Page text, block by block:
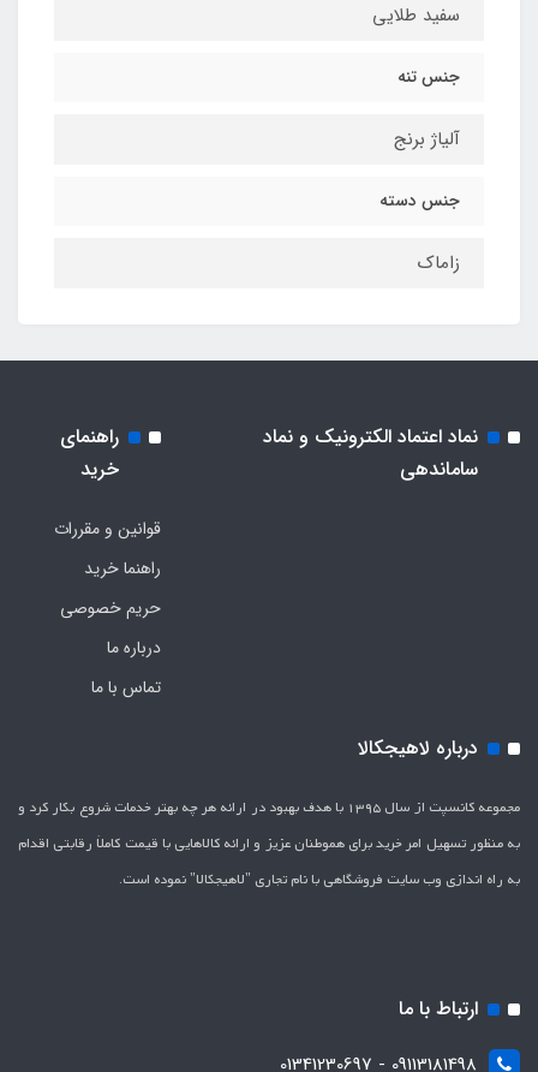
سفید طلایی
جنس تنه
آلیاژ برنج
جنس دسته
زاماک
نماد اعتماد الکترونیک و نماد
ساماندهی
راهنمای
خرید
قوانین و مقررات
راهنما خرید
حریم خصوصی
درباره ما
تماس با ما
درباره لاهیجکالا
مجموعه کانسپت از سال 1395 با هدف بهبود در ارائه هر چه بهتر خدمات شروع بکار کرد و
به منظور تسهیل امر خرید برای هموطنان عزیز و ارائه کالاهایی با قیمت کاملاَ رقابتی اقدام
به راه اندازی وب سایت فروشگاهی با نام تجاری "لاهیج­کالا" نموده است.
ارتباط با ما
09113181498 - 01341230697